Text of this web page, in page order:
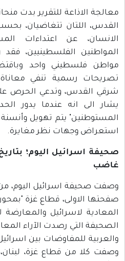
معالجة الاذاعة للتقرير بدت
القدس، اللتان تتغاضيان،
الانسان، عن اعتداءات
المواطنين الفلسطينيين،
مواطن فلسطيني واحد
تصريحات رسمية تنفي
شرقي القدس، وتدعي الحرص
يشار الى انه عندما يدور
المستوطنين" يتم تهويل
استعراض وجهات نظر مغايرة.
غاضب
وصفت صحيفة اسرائيل اليوم،
صفحتها الاولى، قطاع غزة
المعادية لاسرائيل
الصحيفة التي رصدت الآراء
والعربية للمفاوضات بين
وصفت كلا من قطاع غزة، لبنان،